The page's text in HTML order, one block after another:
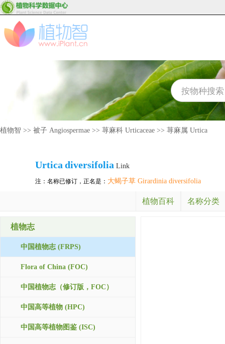
植物智 >> 被子 Angiospermae >> 荨麻科 Urticaceae >> 荨麻属 Urtica
Urtica diversifolia Link
注：名称已修订，正名是： 大蝎子草 Girardinia diversifolia
植物百科 名称分类
植物志
中国植物志 (FRPS)
Flora of China (FOC)
中国植物志（修订版，FOC）
中国高等植物 (HPC)
中国高等植物图鉴 (ISC)